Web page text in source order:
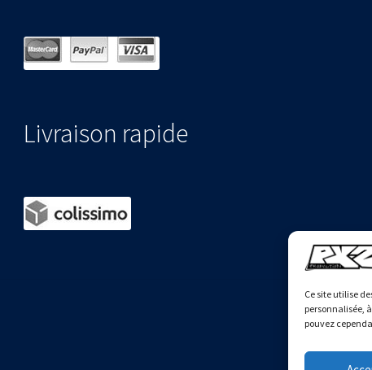
Ce site utilise
personnalisée,
pouvez
Livraison rapide